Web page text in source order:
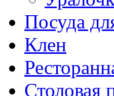
Посуда
Клен
Столовая